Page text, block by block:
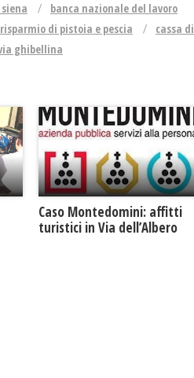
banca nazionale del lavoro
di pistoia e pescia
cassa di
ghibellina
Caso Montedomini: affitti
turistici in Via dell’Albero